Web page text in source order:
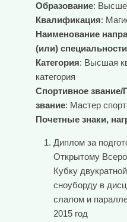
Образование:
Квалификация:
Наименование
(или) специальности
Категория: Высшая
категория
Спортивное звание/
звание: Мастер
Почетные знаки,
Диплом за
Открытому
Кубку
сноуборду в
слалом и
2015 год